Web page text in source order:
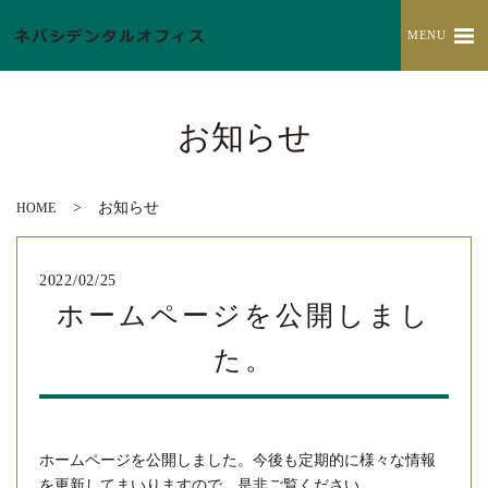
MENU
お知らせ
HOME お知らせ
2022/02/25
ホームページを公開しまし
た。
ホームページを公開しました。今後も定期的に様々な情報